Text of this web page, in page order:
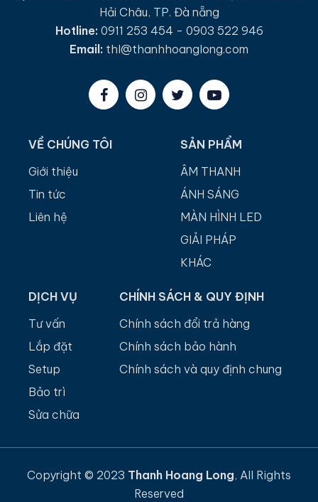
Hải Châu, TP. Đà nẵng
Hotline: 0911 253 454 - 0903 522 946
Email: thl@thanhhoanglong.com
VỀ CHÚNG TÔI
Giới thiệu
Tin tức
Liên hệ
SẢN PHẨM
ÂM THANH
ÁNH SÁNG
MÀN HÌNH LED
GIẢI PHÁP
KHÁC
DỊCH VỤ
Tư vấn
Lắp đặt
Setup
Bảo trì
Sửa chữa
CHÍNH SÁCH & QUY ĐỊNH
Chính sách đổi trả hàng
Chính sách bảo hành
Chính sách và quy định chung
Copyright © 2023 Thanh Hoang Long, All Rights
Reserved